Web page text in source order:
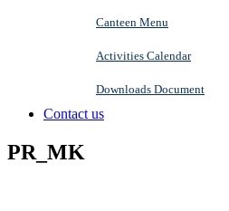
Canteen Menu
Activities Calendar
Downloads Document
Contact us
PR_MK